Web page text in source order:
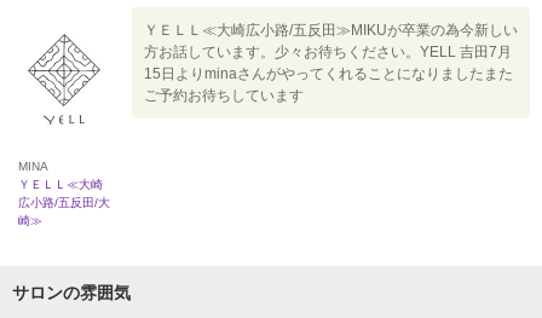
MINA
ＹＥＬＬ≪大崎
広小路/五反田/大
崎≫
ＹＥＬＬ≪大崎広小路/五反田≫MIKUが卒業の為今新しい
方お話しています。少々お待ちください。YELL 吉田7月
15日よりminaさんがやってくれることになりましたまた
ご予約お待ちしています
サロンの雰囲気